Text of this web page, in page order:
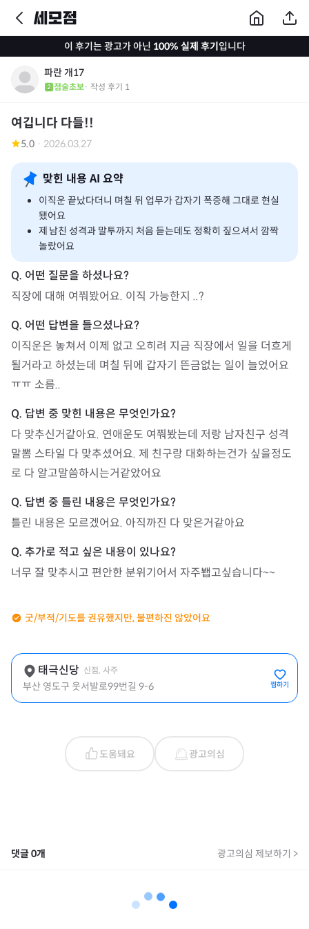
이 후기는 광고가 아닌 100% 실제 후기입니다
파란 개17
점술초보· 작성 후기 1
여깁니다 다들!!
5.0 · 2026.03.27
맞힌 내용 AI 요약
이직운 끝났다더니 며칠 뒤 업무가 갑자기 폭증해 그대로 현실
됐어요
제 남친 성격과 말투까지 처음 듣는데도 정확히 짚으셔서 깜짝
놀랐어요
직장에 대해 여쭤봤어요. 이직 가능한지 ..?
이직운은 놓쳐서 이제 없고 오히려 지금 직장에서 일을 더흐게
될거라고 하셨는데 며칠 뒤에 갑자기 뜬금없는 일이 늘었어요
ㅠㅠ 소름..
다 맞추신거같아요. 연애운도 여쭤봤는데 저랑 남자친구 성격
말뽐 스타일 다 맞추셨어요. 제 친구랑 대화하는건가 싶을정도
로 다 알고말씀하시는거같았어요
틀린 내용은 모르겠어요. 아직까진 다 맞은거같아요
너무 잘 맞추시고 편안한 분위기어서 자주봽고싶습니다~~
굿/부적/기도를 권유했지만, 불편하진 않았어요
태극신당 신점, 사주
부산 영도구 웃서발로99번길 9-6 찜하기
도움돼요 광고의심
댓글0개 광고의심 제보하기 >